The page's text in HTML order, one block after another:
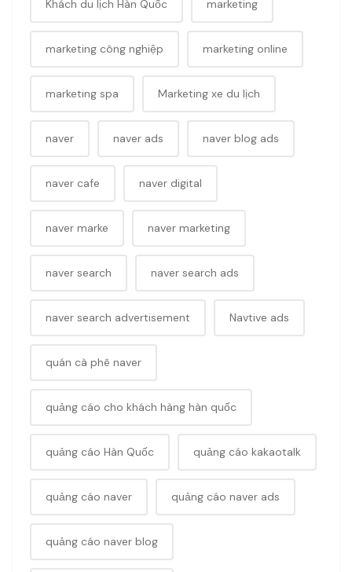
Khách du lịch Hàn Quốc marketing
marketing công nghiệp marketing online
marketing spa Marketing xe du lịch
naver naver ads naver blog ads
naver cafe naver digital
naver marke naver marketing
naver search naver search ads
naver search advertisement Navtive ads
quán cà phê naver
quảng cáo cho khách hàng hàn quốc
quảng cáo Hàn Quốc quảng cáo kakaotalk
quảng cáo naver quảng cáo naver ads
quảng cáo naver blog